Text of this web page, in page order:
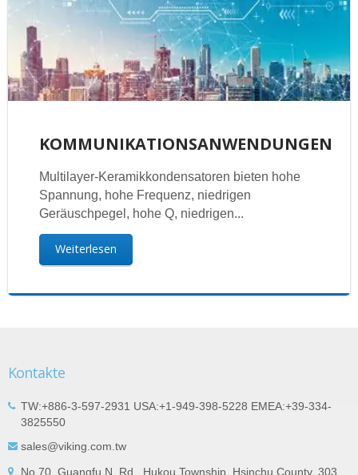
KOMMUNIKATIONSANWENDUNGEN
Multilayer-Keramikkondensatoren bieten hohe
Spannung, hohe Frequenz, niedrigen
Geräuschpegel, hohe Q, niedrigen...
Weiterlesen
Kontakte
TW:+886-3-597-2931 USA:+1-949-398-5228 EMEA:+39-334-
3825550
sales@viking.com.tw
No.70, Guangfu N. Rd., Hukou Township, Hsinchu County, 303,